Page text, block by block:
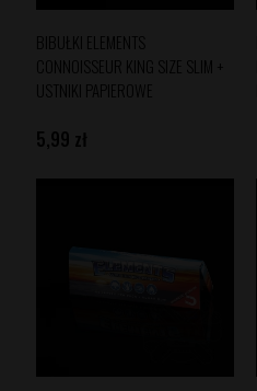
BIBUŁKI ELEMENTS
CONNOISSEUR KING SIZE SLIM +
USTNIKI PAPIEROWE
5,99 zł